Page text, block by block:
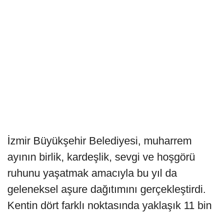
İzmir Büyükşehir Belediyesi, muharrem
ayının birlik, kardeşlik, sevgi ve hoşgörü
ruhunu yaşatmak amacıyla bu yıl da
geleneksel aşure dağıtımını gerçekleştirdi.
Kentin dört farklı noktasında yaklaşık 11 bin